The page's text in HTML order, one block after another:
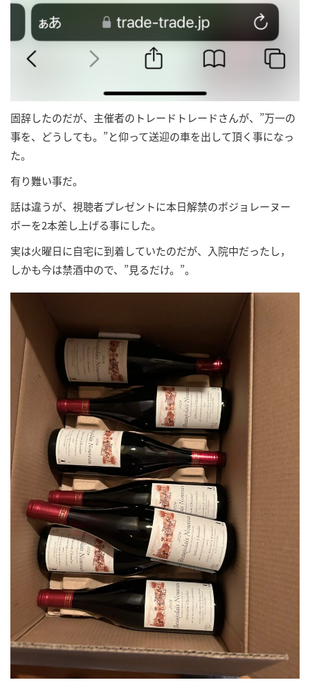
固辞したのだが、主催者のトレードトレードさんが、”万一の
事を、どうしても。”と仰って送迎の車を出して頂く事になっ
た。
有り難い事だ。
話は違うが、視聴者プレゼントに本日解禁のボジョレーヌー
ボーを2本差し上げる事にした。
実は火曜日に自宅に到着していたのだが、入院中だったし，
しかも今は禁酒中ので、”見るだけ。”。